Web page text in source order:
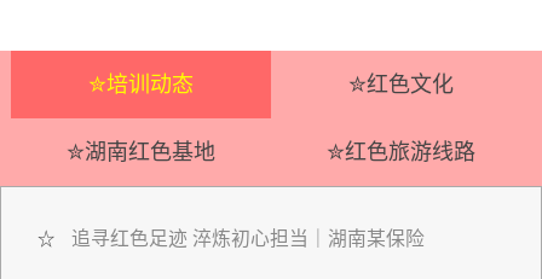
✮培训动态 ✮红色文化
✮湖南红色基地 ✮红色旅游线路
☆ 追寻红色足迹 淬炼初心担当｜湖南某保险